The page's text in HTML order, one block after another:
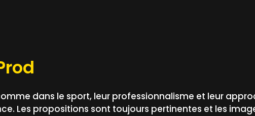
dans le sport, leur professionnalisme et leur
Les propositions sont toujours pertinentes et les